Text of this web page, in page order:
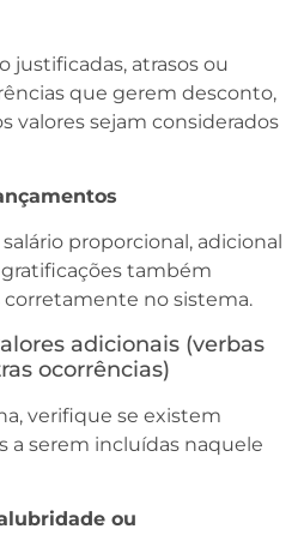
justificadas, atrasos ou
que gerem desconto,
valores sejam considerados
salário proporcional, adicional
também
corretamente no sistema.
adicionais (verbas
ocorrências)
verifique se existem
a serem incluídas naquele
ou